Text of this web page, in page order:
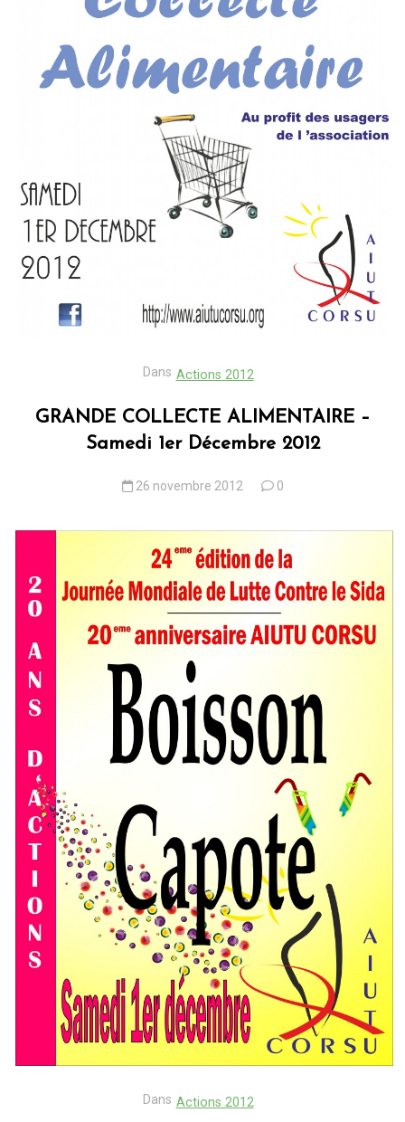
Dans Actions 2012
GRANDE COLLECTE ALIMENTAIRE –
Samedi 1er Décembre 2012
26 novembre 2012 0
Dans Actions 2012